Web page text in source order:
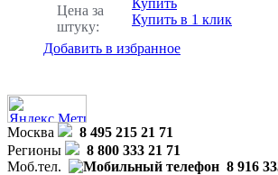
Цена за
штуку:
Купить в 1 клик
Добавить в избранное
Москва
8 495 215 21 71
Регионы
8 800 333 21 71
Моб.тел.
8 916